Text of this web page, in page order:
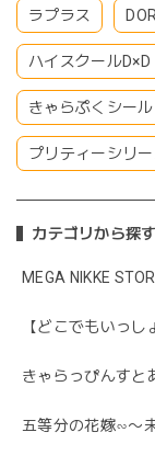
ラプラス
ハイスクールD×D
きゃらぷくシール
プリティーシリ
カテゴリから探す
MEGA NIKKE
【どこでもいっ
きゃらっぴんすと
五等分の花嫁∽〜